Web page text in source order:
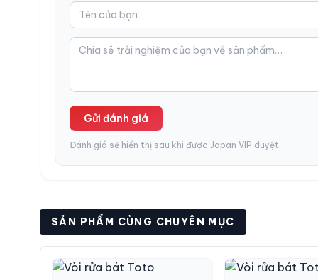
Tình trạng
Câu hỏi thường gặp
Dây rút vòi TKS05305JA có bị rỉ nước
TKS05305JA có lắp được máy rửa bát
Hàng nội địa Nhật mới 100%, nhập khẩu trực
0988.969.896 · Trụ sở HP: 115 Đinh Tiên
Thanh Xuân, Hà Nội.
Gửi đánh giá
Đánh giá sẽ hiển thị sau khi được Japan VIP duyệt.
SẢN PHẨM CÙNG CHUYÊN MỤC